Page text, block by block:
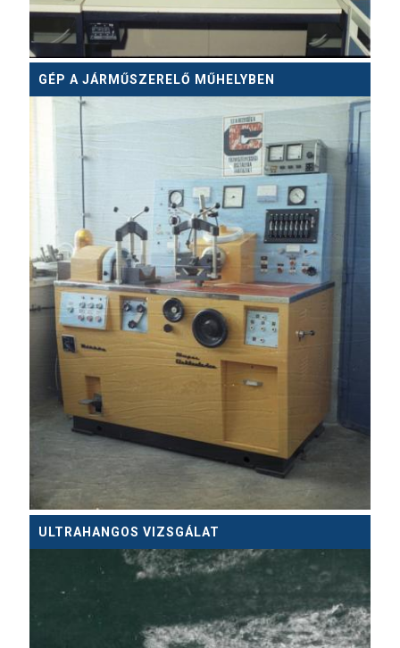
GÉP A JÁRMŰSZERELŐ MŰHELYBEN
ULTRAHANGOS VIZSGÁLAT